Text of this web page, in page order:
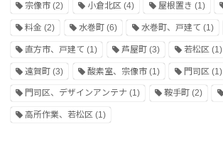
宗像市 (2) 小倉北区(4) 屋根置き (1)
料金 (2) 水巻町(6) 水巻町、戸建て (1)
直方市、戸建て (1) 芦屋町(3) 若松区 (1)
遠賀町 (3) 酸素室、宗像市(1) 門司区 (1)
門司区、デザインアンテナ (1) 鞍手町(2)
高所作業、若松区 (1)